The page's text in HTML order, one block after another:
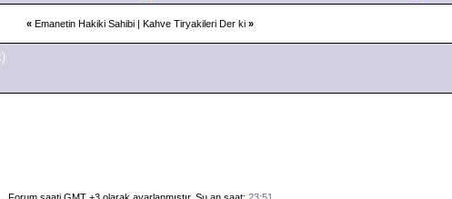
« Emanetin Hakiki Sahibi | Kahve Tiryakileri Der ki »